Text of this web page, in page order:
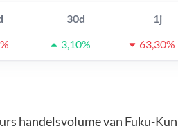
30d
1j
3,10% 63,30%
handelsvolume van Fuku-